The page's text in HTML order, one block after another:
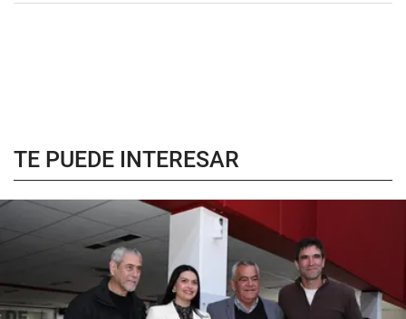
TE PUEDE INTERESAR